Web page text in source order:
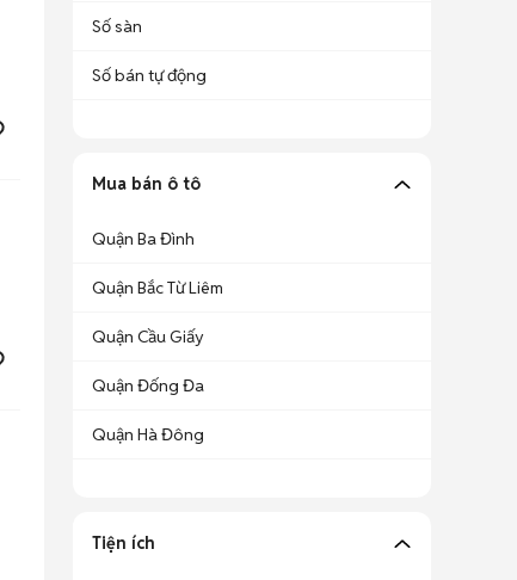
Số sàn
Số bán tự động
Mua bán ô tô
Quận Ba Đình
Quận Bắc Từ Liêm
Quận Cầu Giấy
Quận Đống Đa
Quận Hà Đông
Tiện ích